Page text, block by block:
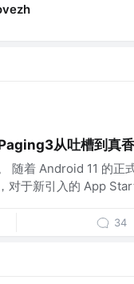
从吐槽到真香
随着 Android 11 的
对于新引入的 App
34